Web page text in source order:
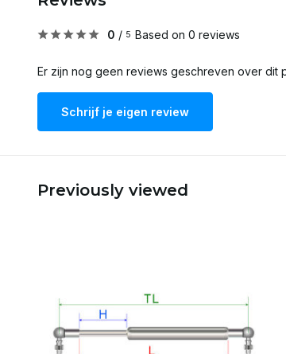
0 / 5 Based on 0 reviews
Er zijn nog geen reviews geschreven over dit
Schrijf je eigen review
Previously viewed